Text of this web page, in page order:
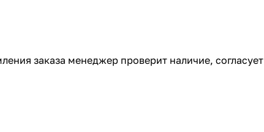
заказа менеджер проверит наличие, согласует